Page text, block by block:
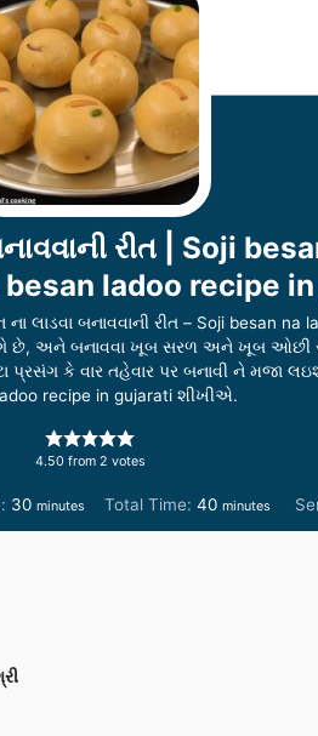
રીત | Soji
ladoo recipe
બનાવવાની રીત – Soji besan na
છે, અને બનાવવા ખૂબ સરળ અને ખૂબ ઓછી
કે વાર તહેવાર પર બનાવી ને મજા
recipe in gujarati શીખીએ.
4.50 from 2 votes
30m
i
minutes Total Time: 40m
i
minutes